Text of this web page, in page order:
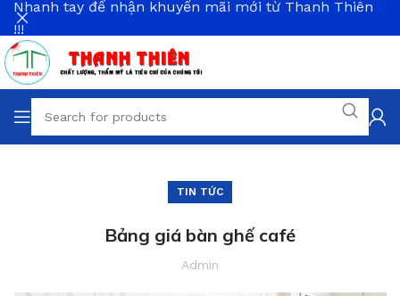
TIN TỨC
Bảng giá bàn ghế café
Admin
Nhanh tay để nhận khuyến mãi mới từ Thanh Thiên
!!!